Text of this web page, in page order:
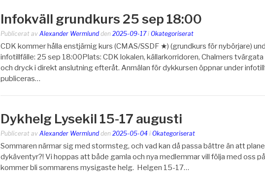
Infokväll grundkurs 25 sep 18:00
Publicerat av Alexander Wermlund den 2025-09-17i Okategoriserat
CDK kommer hålla enstjärnig kurs (CMAS/SSDF ★) (grundkurs för nybörjare)
infotillfälle: 25 sep 18:00Plats: CDK lokalen, källarkorridoren, Chalmers
och dryck i direkt anslutning efteråt. Anmälan för dykkursen öppnar under
publiceras…
Dykhelg Lysekil 15-17 augusti
Publicerat av Alexander Wermlund den 2025-05-04 i Okategoriserat
Sommaren närmar sig med stormsteg, och vad kan då passa bättre än att
dykäventyr?! Vi hoppas att både gamla och nya medlemmar vill följa med oss
kommer bli sommarens mysigaste helg. Helgen 15-17…